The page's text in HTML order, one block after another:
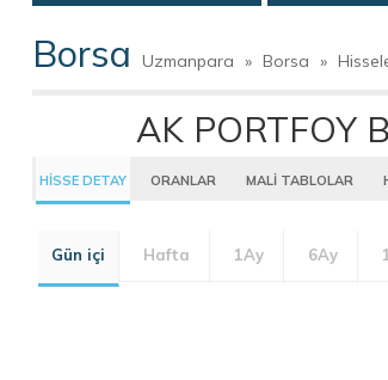
Borsa Uzmanpara » Borsa »
AK PORTFOY
HİSSE DETAY ORANLAR MALİ TABLOLAR
Gün içi Hafta 1Ay 6Ay